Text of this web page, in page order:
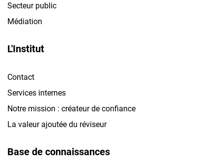
Secteur public
Médiation
L'Institut
Contact
Services internes
Notre mission : créateur de confiance
La valeur ajoutée du réviseur
Base de connaissances